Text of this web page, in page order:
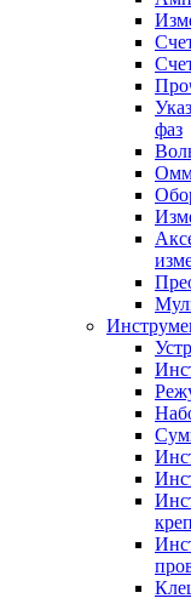
фаз